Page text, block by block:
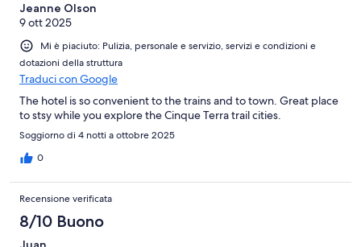
Jeanne Olson
9 ott 2025
Mi è piaciuto: Pulizia, personale e servizio, servizi e condizioni e
dotazioni della struttura
Traduci con Google
The hotel is so convenient to the trains and to town. Great place
to stsy while you explore the Cinque Terra trail cities.
Soggiorno di 4 notti a ottobre 2025
0
Recensione verificata
8/10 Buono